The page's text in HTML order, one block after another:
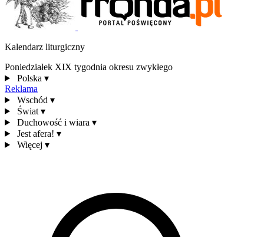
Kalendarz liturgiczny
Poniedziałek XIX tygodnia okresu zwykłego
Polska ▾
Reklama
Wschód ▾
Świat ▾
Duchowość i wiara ▾
Jest afera! ▾
Więcej ▾